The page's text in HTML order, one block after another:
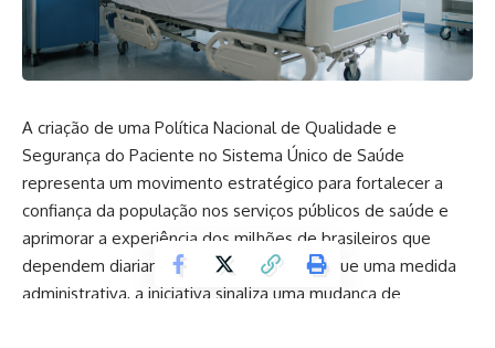
A criação de uma Política Nacional de Qualidade e
Segurança do Paciente no Sistema Único de Saúde
representa um movimento estratégico para fortalecer a
confiança da população nos serviços públicos de saúde e
aprimorar a experiência dos milhões de brasileiros que
dependem diariamente do SUS. Mais do que uma medida
administrativa, a iniciativa sinaliza uma mudança de